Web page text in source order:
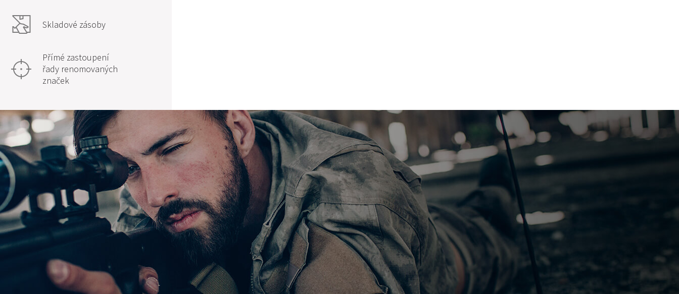
Skladové zásoby
Přímé zastoupení
řady renomovaných
značek